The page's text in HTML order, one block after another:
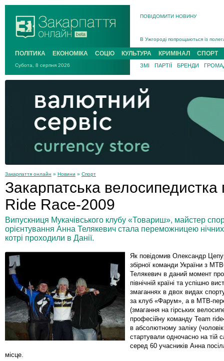
ПОВІДОМИТИ НОВИНУ
В Ужгороді попрощаються із
В Ужгороді 5 серпня
Підтвердили загибель
На війні з рф поліг військовий з
На Хустщині внаслідок ДТП за
Інструктора районного ТЦК на
ПОЛІТИКА ЕКОНОМІКА СОЦІО КУЛЬТУРА КРИМІНАЛ СПОРТ
Субота, 8 серпня 2026 ЗМІ ПАРТІЇ БРЕНДИ
Закарпаття онлайн » Новини » Спорт
Закарпатська
Ride Race-2009
Випускниця Мукачівського клубу «Товариш», майстер
орієнтування Анна Телякевич стала переможницею
котрі проходили в Данії.
Як повідомив Олександр
збірної команди України з
Телякевич в даний момент
північній країні та успішно
змаганнях в двох видах
за клуб «Фарум», а в MTB-
(змагання на гірських
професійну команду Team
в абсолютному заліку
стартували одночасно на тій
серед 60 учасників Анна
місце.